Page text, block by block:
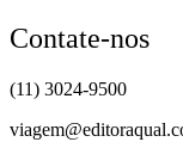
Contate-nos
(11) 3024-9500